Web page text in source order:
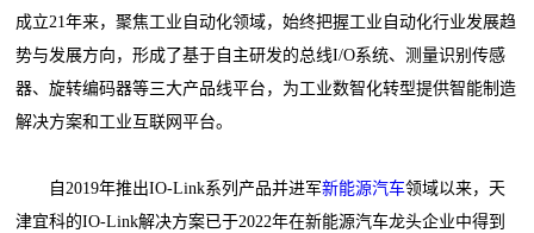
成立21年来，聚焦工业自动化领域，始终把握工业自动化行业发展趋
势与发展方向，形成了基于自主研发的总线I/O系统、测量识别传感
器、旋转编码器等三大产品线平台，为工业数智化转型提供智能制造
解决方案和工业互联网平台。
自2019年推出IO-Link系列产品并进军新能源汽车领域以来，天
津宜科的IO-Link解决方案已于2022年在新能源汽车龙头企业中得到